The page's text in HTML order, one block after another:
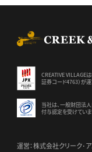
CREATIVE VILLAGE
証券コード4763）が運
当社は、一般財団法
付与認定を受けていま
運営：株式会社クリーク･